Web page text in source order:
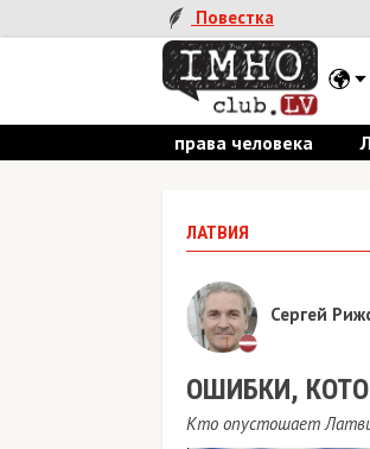
Повестка
права человека
ЛАТВИЯ
Сергей
ОШИБКИ,
Кто опустошает